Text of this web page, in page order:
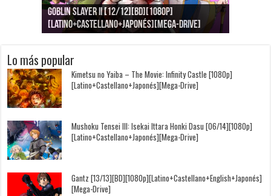
Goblin Slayer II [12/12][BD][1080p]
[Latino+Castellano+Japonés][Mega-Drive]
Jujutsu Kaisen: Kaigyoku/Gyokusetsu [1080p]
[Latino+Japonés][Mega-Drive]
Kimi to, Nami ni Noretara [BD][1080p]
[Latino+Castellano+Japonés][Mega-Drive]
Nukitashi the Animation [11/11+OVAS][BD]
[1080p][Sub-Español][Mega-Drive]
Kimi wa Houkago Insomnia [13/13][BD][1080p]
[Castellano+English+Japonés][Mega-Drive]
Getsuyoubi no Tawawa [12/12+Especiales][BD]
[1080p][Sub-Español][Mega-Drive]
Lo más popular
Kimetsu no Yaiba – The Movie: Infinity Castle [1080p]
[Latino+Castellano+Japonés][Mega-Drive]
Mushoku Tensei III: Isekai Ittara Honki Dasu [06/14][1080p]
[Latino+Castellano+Japonés][Mega-Drive]
Gantz [13/13][BD][1080p][Latino+Castellano+English+Japonés]
[Mega-Drive]